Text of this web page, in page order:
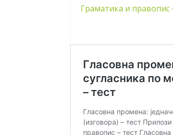
Граматика и правопис